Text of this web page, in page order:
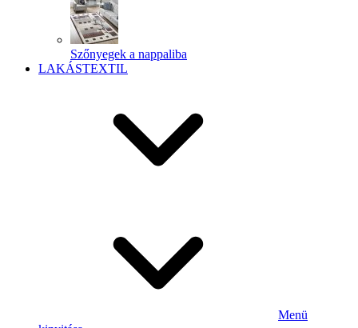
Szőnyegek a nappaliba
LAKÁSTEXTIL
Menü